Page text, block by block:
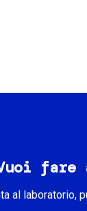
fare
al laboratorio,